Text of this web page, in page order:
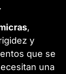
,
y
que se
una